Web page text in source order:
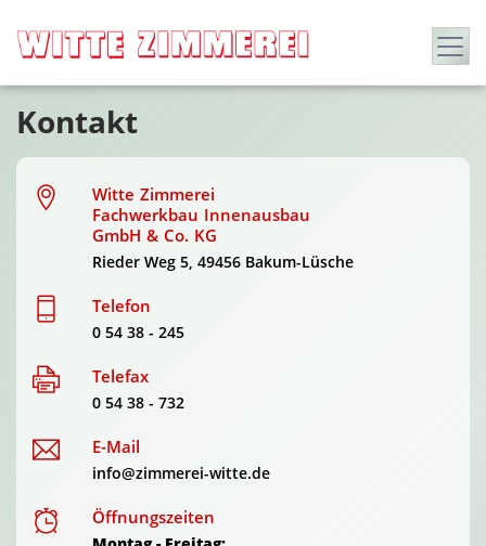
Kontakt
Witte Zimmerei
Fachwerkbau Innenausbau
GmbH & Co. KG
Rieder Weg 5, 49456 Bakum-Lüsche
Telefon
0 54 38 - 245
Telefax
0 54 38 - 732
E-Mail
info@zimmerei-witte.de
Öffnungszeiten